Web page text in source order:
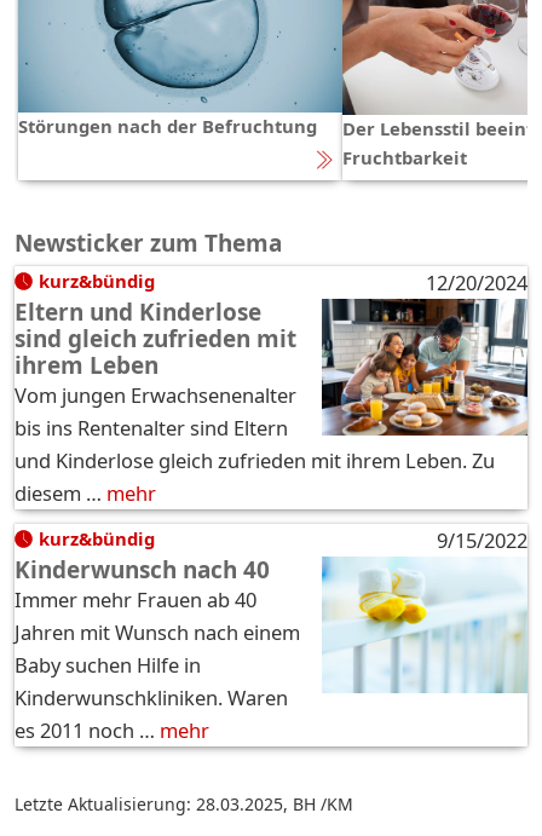
Störungen nach der Befruchtung
Der Lebensstil
Fruchtbarkeit
Newsticker zum Thema
kurz&bündig 12/20/2024
Eltern und Kinderlose
sind gleich zufrieden mit
ihrem Leben
Vom jungen Erwachsenenalter
bis ins Rentenalter sind Eltern
und Kinderlose gleich zufrieden mit ihrem Leben. Zu
diesem … mehr
kurz&bündig 9/15/2022
Kinderwunsch nach 40
Immer mehr Frauen ab 40
Jahren mit Wunsch nach einem
Baby suchen Hilfe in
Kinderwunschkliniken. Waren
es 2011 noch … mehr
Letzte Aktualisierung: 28.03.2025, BH /KM